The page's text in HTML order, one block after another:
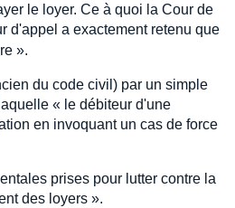
le loyer. Ce à quoi la Cour de
d'appel a exactement retenu que
».
du code civil) par un simple
« le débiteur d'une
en invoquant un cas de force
prises pour lutter contre la
des loyers ».